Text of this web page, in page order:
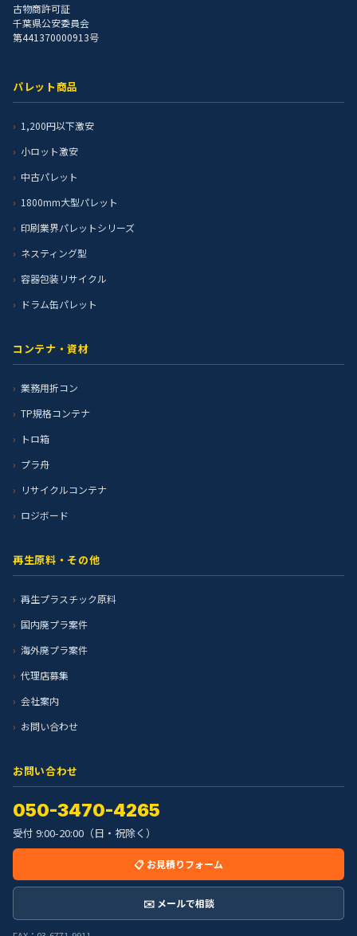
古物商許可証
千葉県公安委員会
第441370000913号
パレット商品
1,200円以下激安
小ロット激安
中古パレット
1800mm大型パレット
印刷業界パレットシリーズ
ネスティング型
容器包装リサイクル
ドラム缶パレット
コンテナ・資材
業務用折コン
TP規格コンテナ
トロ箱
プラ舟
リサイクルコンテナ
ロジボード
再生原料・その他
再生プラスチック原料
国内廃プラ案件
海外廃プラ案件
代理店募集
会社案内
お問い合わせ
お問い合わせ
050-3470-4265
受付 9:00-20:00（日・祝除く）
📋 お見積りフォーム
✉️ メールで相談